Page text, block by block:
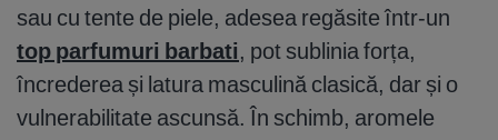
sau cu tente de piele, adesea regăsite într-un
top parfumuri barbati, pot sublinia forța,
încrederea și latura masculină clasică, dar și o
vulnerabilitate ascunsă. În schimb, aromele